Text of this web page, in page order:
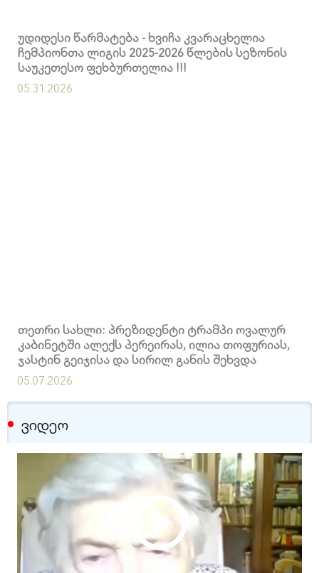
უდიდესი წარმატება - ხვიჩა კვარაცხელია
ჩემპიონთა ლიგის 2025-2026 წლების სეზონის
საუკეთესო ფეხბურთელია !!!
05.31.2026
თეთრი სახლი: პრეზიდენტი ტრამპი ოვალურ
კაბინეტში ალექს პერეირას, ილია თოფურიას,
ჯასტინ გეიჯისა და სირილ განის შეხვდა
05.07.2026
ვიდეო